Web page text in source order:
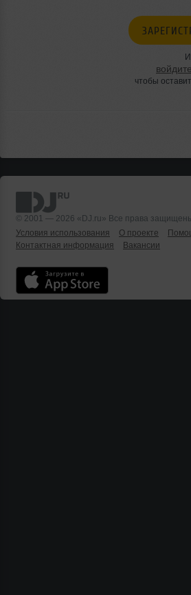
чтобы
© 2001 — 2026 «DJ.ru» Все права
Условия использования
О проекте
Контактная информация
Вакансии